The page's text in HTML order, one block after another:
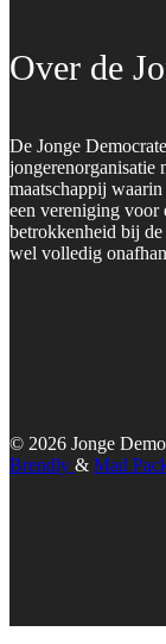
Over de
De Jonge
jongerenorganisatie
maatschappij
een vereniging voor
betrokkenheid bij
wel volledig
© 2026 Jonge
Brendly & Mad